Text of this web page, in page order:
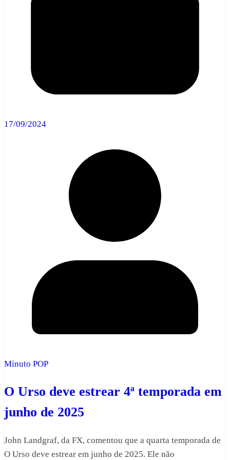
17/09/2024
Minuto POP
O Urso deve estrear 4ª temporada em
junho de 2025
John Landgraf, da FX, comentou que a quarta temporada de
O Urso deve estrear em junho de 2025. Ele não